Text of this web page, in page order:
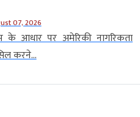
07, 2026
के आधार पर अमेरिकी नागरिकता
करने...